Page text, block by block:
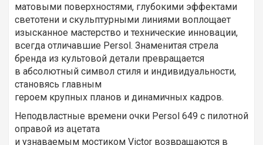
матовыми поверхностями, глубокими эффектами
светотени и скульптурными линиями воплощает
изысканное мастерство и технические инновации,
всегда отличавшие Persol. Знаменитая стрела
бренда из культовой детали превращается
в абсолютный символ стиля и индивидуальности,
становясь главным
героем крупных планов и динамичных кадров.
Неподвластные времени очки Persol 649 с пилотной
оправой из ацетата
и узнаваемым мостиком Victor возвращаются в